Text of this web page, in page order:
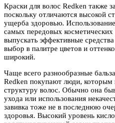
Краски для волос Redken также
поскольку отличаются высокой
ущерба здоровью.
самых передовых косметических
выпускать эффективные
выбор в палитре цветов и
широкий.
Чаще всего разнообразные
Redken покупают люди,
структуру волос. Обычно она
ухода или использования
завивка тоже не в последнюю
здоровья. Высокий уровень